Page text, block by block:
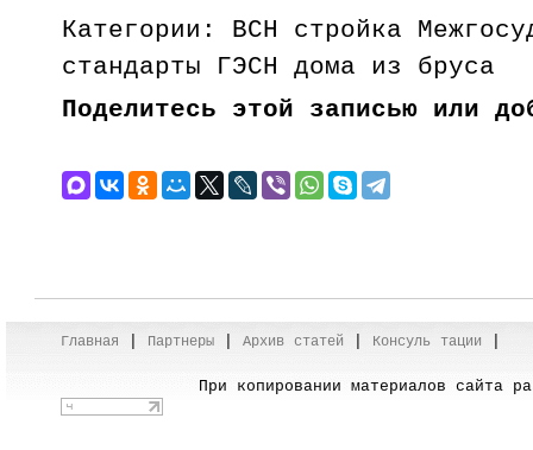
Категории: ВСН стройка
стандарты ГЭСН дома из бруса
Поделитесь этой записью или
Главная Партнеры |Архив cтатей Консуль тации
При копировании материалов сайта